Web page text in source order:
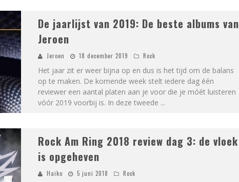
De jaarlijst van 2019: De beste albums van
Jeroen
Jeroen 18 december 2019 Rock
Het jaar zit er weer bijna op en dus is het tijd om de balans
op te maken. De komende week stelt iedere dag één
reviewer een aantal platen aan je voor die je móét luisteren
vóór 2019 voorbij is. In deze tweede ...
Rock Am Ring 2018 review dag 3: de vloek
is opgeheven
Haiko 5 juni 2018 Rock